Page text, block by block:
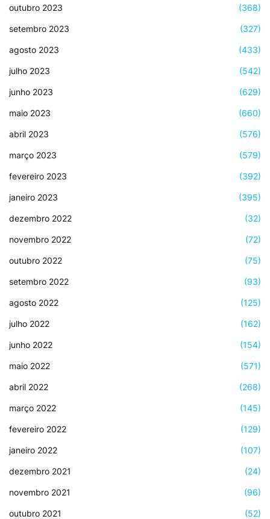
outubro 2023 (368)
setembro 2023 (327)
agosto 2023 (433)
julho 2023 (542)
junho 2023 (629)
maio 2023 (660)
abril 2023 (576)
março 2023 (579)
fevereiro 2023 (392)
janeiro 2023 (395)
dezembro 2022 (32)
novembro 2022 (72)
outubro 2022 (75)
setembro 2022 (93)
agosto 2022 (125)
julho 2022 (162)
junho 2022 (154)
maio 2022 (571)
abril 2022 (268)
março 2022 (145)
fevereiro 2022 (129)
janeiro 2022 (107)
dezembro 2021 (24)
novembro 2021 (96)
outubro 2021 (52)